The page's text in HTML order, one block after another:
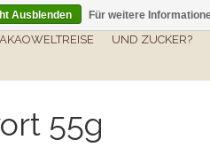
UND ZUCKER?
55g
Ausblenden Für weitere